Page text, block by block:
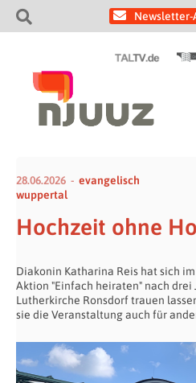
Newsletter-
28.06.2026
evangelisch
wuppertal
Hochzeit ohne
Diakonin Katharina Reis hat sich
Aktion "Einfach heiraten" nach drei
Lutherkirche Ronsdorf trauen
sie die Veranstaltung auch für